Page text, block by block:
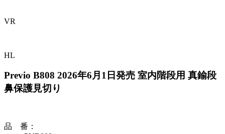
VR
HL
Previo B808 2026年6月1日発売 室内階段用 真鍮段
鼻保護見切り
品 番 ：